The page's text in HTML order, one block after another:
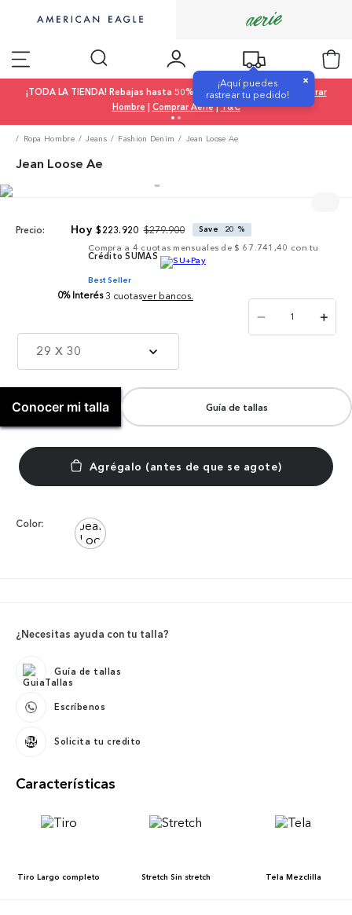
¡Aquí puedes
rastrear tu pedido!
×
¡TODA LA TIENDA! Rebajas hasta 50% OFF |Comprar Mujer|
Comprar
Hombre | Comprar Aerie|T&C
Ropa Hombre Jeans Fashion Denim Jean Loose Ae
Jean Loose Ae
Precio: $223. 920 $279.900 Save 20 %
Compra a 4 cuotas mensuales de $ 67.741,40 con tu
Crédito SUMAS
Best Seller
0% Interés 3 cuotasver bancos.
29 X 30
＋
－
Conocer mi talla Guía de tallas
Color:
¿Necesitas ayuda con tu talla?
Guía de tallas
Escríbenos
Solicita tu credito
Características
Tiro Largo completo Stretch Sin stretch Tela Mezclilla